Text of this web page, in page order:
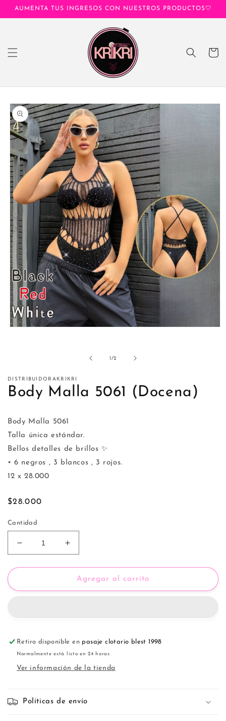
directamente
al contenido
AUMENTA TUS INGRESOS CON NUESTROS PRODUCTOS🤍
Carrito
directamente
a la
información
del producto
ventana
modal
1/de
2
DISTRIBUIDORAKRIKRI
Body Malla 5061 (Docena)
Body Malla 5061
Talla única estándar.
Bellos detalles de brillos ✨
• 6 negros , 3 blancos , 3 rojos.
12 x 28.000
Precio
$28.000
Cantidad
Reducir
cantidad
para
Malla
Aumentar
cantidad
para
Body
Malla
Agregar al carrito
Retiro disponible en pasaje clotario blest 1998
Normalmente está listo en 24 horas
Ver información de la tienda
Políticas de envío